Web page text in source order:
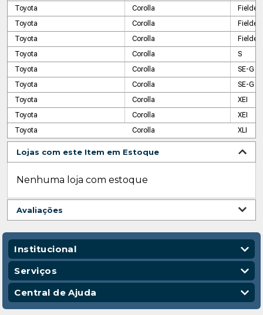
Toyota
Corolla
Fielder
Toyota
Corolla
Fielder
Toyota
Corolla
Fielder
Toyota
Corolla
S
Toyota
Corolla
SE-G
Toyota
Corolla
SE-G
Toyota
Corolla
XEI
Toyota
Corolla
XEI
Toyota
Corolla XLI
Lojas com este Item em Estoque
Nenhuma loja com estoque
Avaliações
Institucional
Quem Somos
Nossas Lojas
Código de Conduta
Serviços
Vendas Corporativas
Entregas
Central de Ajuda
Política de Privacidade